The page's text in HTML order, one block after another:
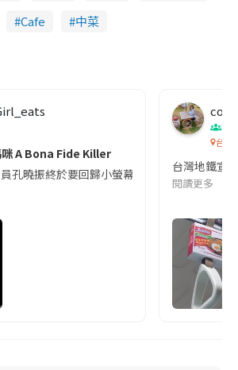
Cafe 中菜
咪 A Bona Fide Killer
孔曉振終於要回歸小螢幕啦!這次的劇本改編
co
吹
台灣
台灣地鐵宣
閱讀更多